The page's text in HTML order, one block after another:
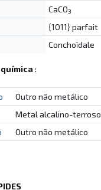
CaCO3
{1011} parfait
Conchoïdale
:
Outro não metálico
Metal alcalino-terroso
Outro não metálico